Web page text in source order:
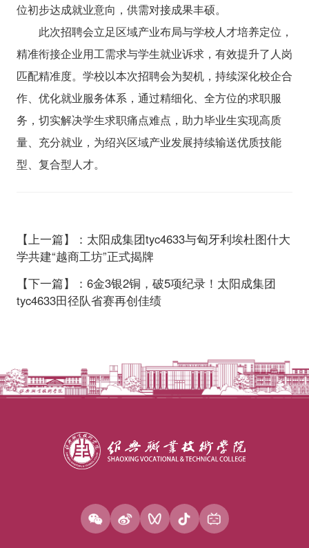
位初步达成就业意向，供需对接成果丰硕。
此次招聘会立足区域产业布局与学校人才培养定位，
精准衔接企业用工需求与学生就业诉求，有效提升了人岗
匹配精准度。学校以本次招聘会为契机，持续深化校企合
作、优化就业服务体系，通过精细化、全方位的求职服
务，切实解决学生求职痛点难点，助力毕业生实现高质
量、充分就业，为绍兴区域产业发展持续输送优质技能
型、复合型人才。
【上一篇】：太阳成集团tyc4633与匈牙利埃杜图什大
学共建“越商工坊”正式揭牌
【下一篇】：6金3银2铜，破5项纪录！太阳成集团
tyc4633田径队省赛再创佳绩